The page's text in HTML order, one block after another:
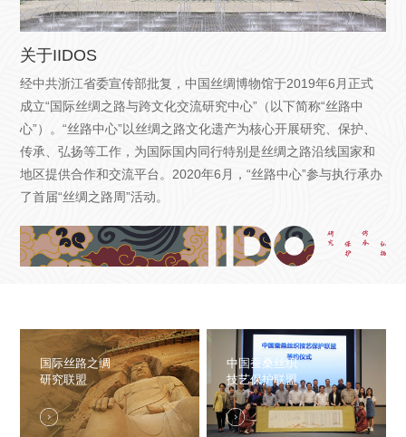
关于IIDOS
经中共浙江省委宣传部批复，中国丝绸博物馆于2019年6月正式
成立“国际丝绸之路与跨文化交流研究中心”（以下简称“丝路中
心”）。“丝路中心”以丝绸之路文化遗产为核心开展研究、保护、
传承、弘扬等工作，为国际国内同行特别是丝绸之路沿线国家和
地区提供合作和交流平台。2020年6月，“丝路中心”参与执行承办
了首届“丝绸之路周”活动。
国际丝路之绸
研究联盟
中国蚕桑丝织
技艺保护联盟